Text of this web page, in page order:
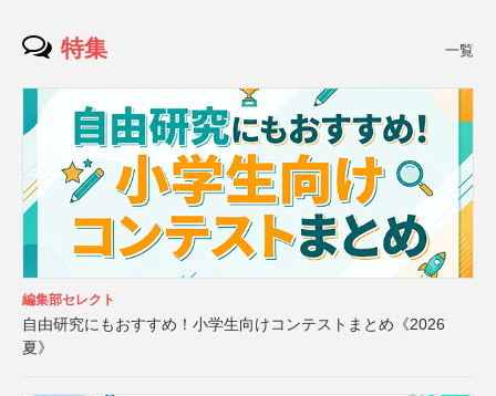
特集 一覧
編集部セレクト
自由研究にもおすすめ！小学生向けコンテストまとめ《2026
夏》